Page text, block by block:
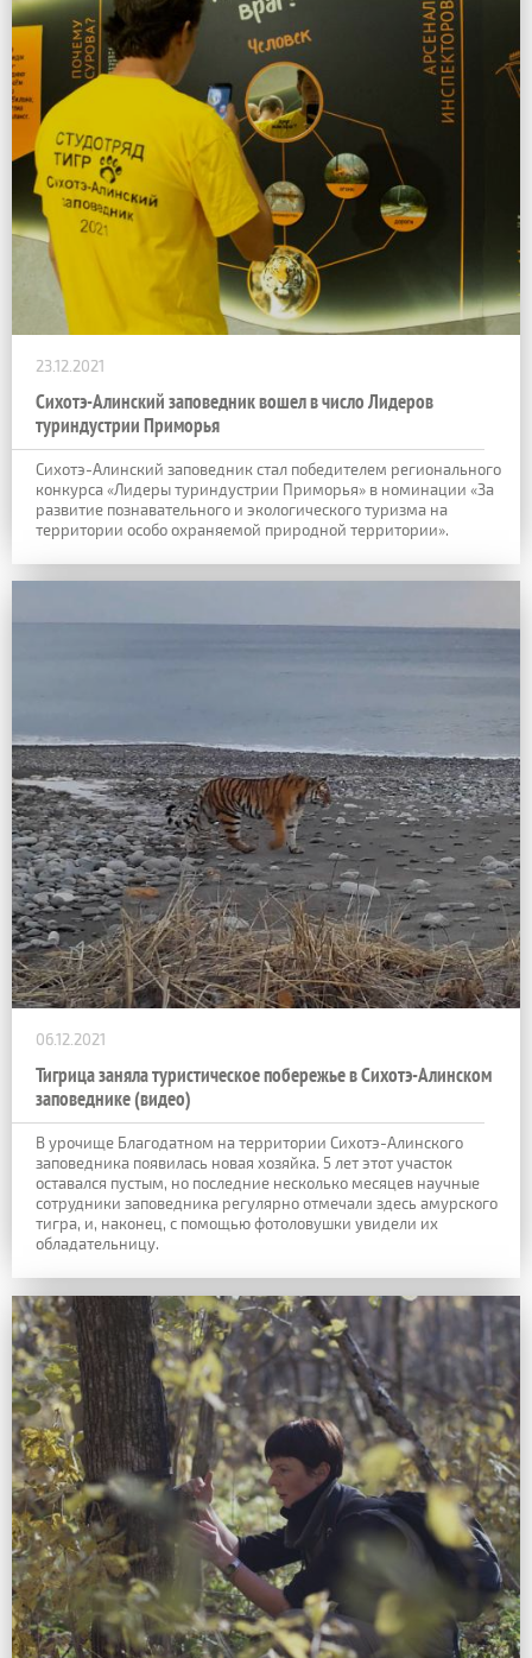
23.12.2021
Сихотэ-Алинский заповедник вошел в число Лидеров
туриндустрии Приморья
Сихотэ-Алинский заповедник стал победителем регионального
конкурса «Лидеры туриндустрии Приморья» в номинации «За
развитие познавательного и экологического туризма на
территории особо охраняемой природной территории».
06.12.2021
Тигрица заняла туристическое побережье в Сихотэ-Алинском
заповеднике (видео)
В урочище Благодатном на территории Сихотэ-Алинского
заповедника появилась новая хозяйка. 5 лет этот участок
оставался пустым, но последние несколько месяцев научные
сотрудники заповедника регулярно отмечали здесь амурского
тигра, и, наконец, с помощью фотоловушки увидели их
обладательницу.